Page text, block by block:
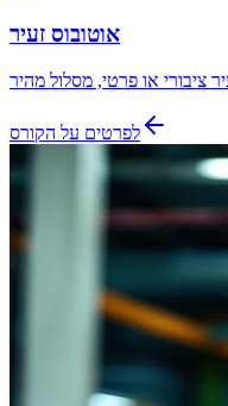
אוטובוס זעיר
ציבורי או פרטי, מסלול מהיר
לפרטים על הקורס